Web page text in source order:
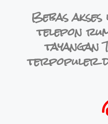
Bebas
telepon
terpopuler